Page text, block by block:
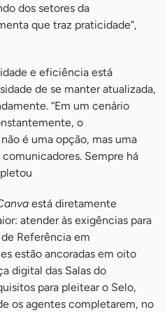
dos setores da
que traz praticidade”,
e eficiência está
de se manter atualizada,
“Em um cenário
o
é uma opção, mas uma
Sempre há
está diretamente
atender às exigências para
Referência em
estão ancoradas em oito
digital das Salas do
para pleitear o Selo,
os agentes completarem, no